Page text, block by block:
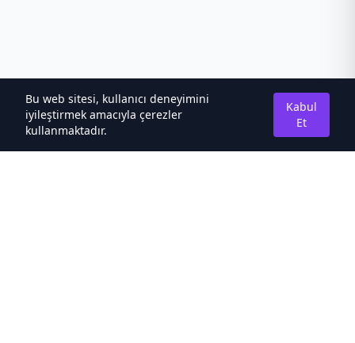
Bu web sitesi, kullanıcı deneyimini
iyileştirmek amacıyla çerezler
kullanmaktadır.
Kabul
Et